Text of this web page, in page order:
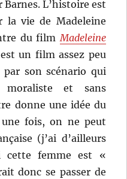
L’histoire est
la vie de Madeleine
du filmMadeleine
un film assez peu
son scénario qui
moraliste et sans
donne une idée du
fois, on ne peut
(j’ai d’ailleurs
femme est «
donc se passer de